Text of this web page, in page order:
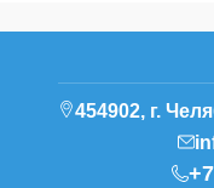
454902, г.